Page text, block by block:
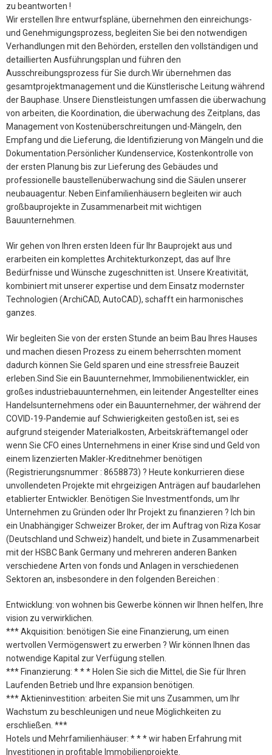
zu beantworten !
Wir erstellen Ihre entwurfspläne, übernehmen den einreichungs-
und Genehmigungsprozess, begleiten Sie bei den notwendigen
Verhandlungen mit den Behörden, erstellen den vollständigen und
detaillierten Ausführungsplan und führen den
Ausschreibungsprozess für Sie durch.Wir übernehmen das
gesamtprojektmanagement und die Künstlerische Leitung während
der Bauphase. Unsere Dienstleistungen umfassen die überwachung
von arbeiten, die Koordination, die überwachung des Zeitplans, das
Management von Kostenüberschreitungen und-Mängeln, den
Empfang und die Lieferung, die Identifizierung von Mängeln und die
Dokumentation.Persönlicher Kundenservice, Kostenkontrolle von
der ersten Planung bis zur Lieferung des Gebäudes und
professionelle baustellenüberwachung sind die Säulen unserer
neubauagentur. Neben Einfamilienhäusern begleiten wir auch
großbauprojekte in Zusammenarbeit mit wichtigen
Bauunternehmen.
Wir gehen von Ihren ersten Ideen für Ihr Bauprojekt aus und
erarbeiten ein komplettes Architekturkonzept, das auf Ihre
Bedürfnisse und Wünsche zugeschnitten ist. Unsere Kreativität,
kombiniert mit unserer expertise und dem Einsatz modernster
Technologien (ArchiCAD, AutoCAD), schafft ein harmonisches
ganzes.
Wir begleiten Sie von der ersten Stunde an beim Bau Ihres Hauses
und machen diesen Prozess zu einem beherrschten moment
dadurch können Sie Geld sparen und eine stressfreie Bauzeit
erleben.Sind Sie ein Bauunternehmer, Immobilienentwickler, ein
großes industriebauunternehmen, ein leitender Angestellter eines
Handelsunternehmens oder ein Bauunternehmer, der während der
COVID-19-Pandemie auf Schwierigkeiten gestoßen ist, sei es
aufgrund steigender Materialkosten, Arbeitskräftemangel oder
wenn Sie CFO eines Unternehmens in einer Krise sind und Geld von
einem lizenzierten Makler-Kreditnehmer benötigen
(Registrierungsnummer : 8658873) ? Heute konkurrieren diese
unvollendeten Projekte mit ehrgeizigen Anträgen auf baudarlehen
etablierter Entwickler. Benötigen Sie Investmentfonds, um Ihr
Unternehmen zu Gründen oder Ihr Projekt zu finanzieren ? Ich bin
ein Unabhängiger Schweizer Broker, der im Auftrag von Riza Kosar
(Deutschland und Schweiz) handelt, und biete in Zusammenarbeit
mit der HSBC Bank Germany und mehreren anderen Banken
verschiedene Arten von fonds und Anlagen in verschiedenen
Sektoren an, insbesondere in den folgenden Bereichen :
Entwicklung: von wohnen bis Gewerbe können wir Ihnen helfen, Ihre
vision zu verwirklichen.
*** Akquisition: benötigen Sie eine Finanzierung, um einen
wertvollen Vermögenswert zu erwerben ? Wir können Ihnen das
notwendige Kapital zur Verfügung stellen.
*** Finanzierung: * * * Holen Sie sich die Mittel, die Sie für Ihren
Laufenden Betrieb und Ihre expansion benötigen.
*** Aktieninvestition: arbeiten Sie mit uns Zusammen, um Ihr
Wachstum zu beschleunigen und neue Möglichkeiten zu
erschließen. ***
Hotels und Mehrfamilienhäuser: * * * wir haben Erfahrung mit
Investitionen in profitable Immobilienprojekte.